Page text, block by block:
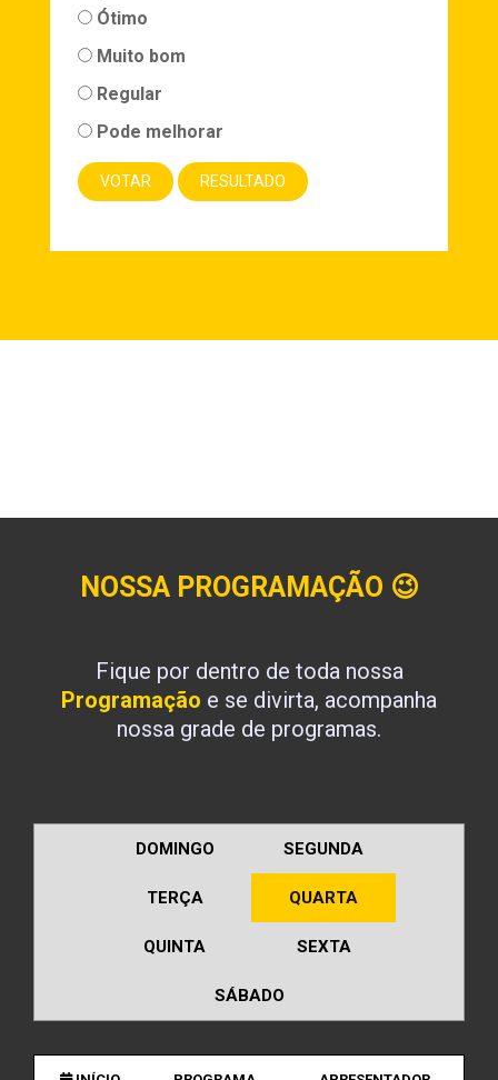
Ótimo
Muito bom
Regular
Pode melhorar
NOSSA PROGRAMAÇÃO 😉
Fique por dentro de toda nossa
Programação e se divirta, acompanha
nossa grade de programas.
DOMINGO SEGUNDA
TERÇA QUARTA
QUINTA SEXTA
SÁBADO